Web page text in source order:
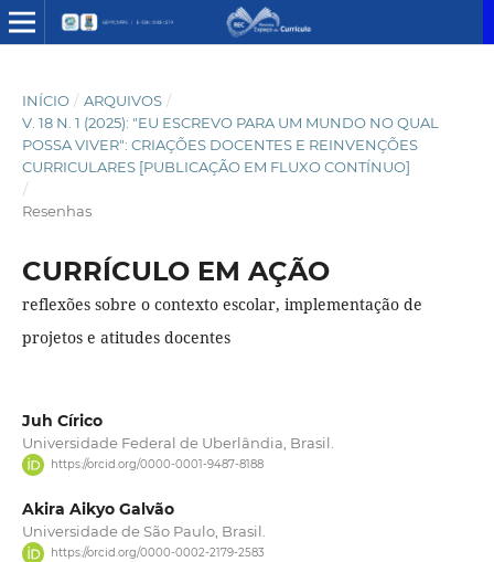
INÍCIO / ARQUIVOS /
V. 18 N. 1 (2025): "EU ESCREVO PARA UM MUNDO NO QUAL
POSSA VIVER": CRIAÇÕES DOCENTES E REINVENÇÕES
CURRICULARES [PUBLICAÇÃO EM FLUXO CONTÍNUO]
/
Resenhas
CURRÍCULO EM AÇÃO
reflexões sobre o contexto escolar, implementação de
projetos e atitudes docentes
Juh Círico
Universidade Federal de Uberlândia, Brasil.
https://orcid.org/0000-0001-9487-8188
Akira Aikyo Galvão
Universidade de São Paulo, Brasil.
https://orcid.org/0000-0002-2179-2583